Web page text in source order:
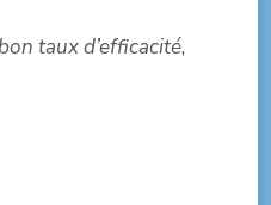
taux d’efficacité,